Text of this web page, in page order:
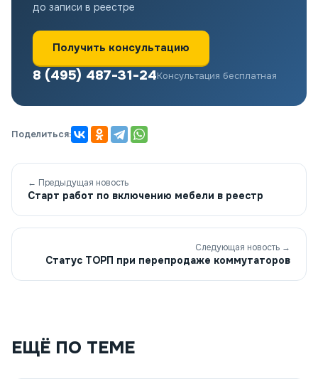
до записи в реестре
Получить консультацию
8 (495) 487-31-24Консультация бесплатная
Поделиться:
← Предыдущая новость
Старт работ по включению мебели в реестр
Следующая новость →
Статус ТОРП при перепродаже коммутаторов
ЕЩЁ ПО ТЕМЕ